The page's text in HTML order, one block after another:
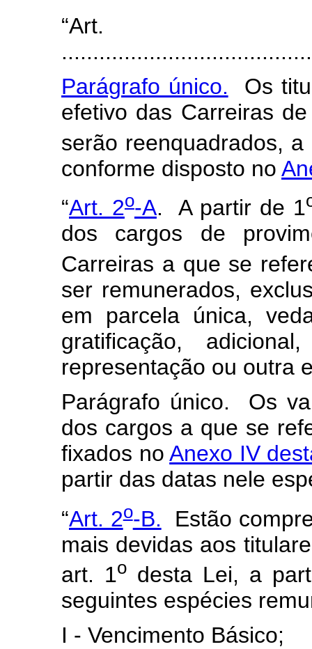
Parágrafo único. Os
efetivo das Carreiras
serão reenquadrados,
conforme disposto no
“Art. 2o-A. A partir de 1
dos cargos de
Carreiras a que se
ser remunerados,
em parcela única,
gratificação,
representação ou outra
Parágrafo único. Os
dos cargos a que se
fixados noAnexo IV
partir das datas nele
“Art. 2o-B. Estão
mais devidas aos
art. 1odesta Lei, a
seguintes espécies
I - Vencimento Básico;